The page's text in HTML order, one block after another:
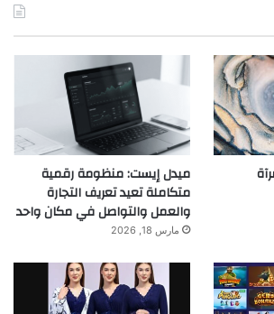
ميدل إيست: منظومة رقمية
متكاملة تعيد تعريف التجارة
والعمل والتواصل في مكان واحد
مارس 18, 2026